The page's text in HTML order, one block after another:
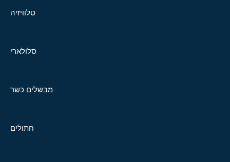
טלוויזיה
סלולארי
מבשלים כשר
חתולים